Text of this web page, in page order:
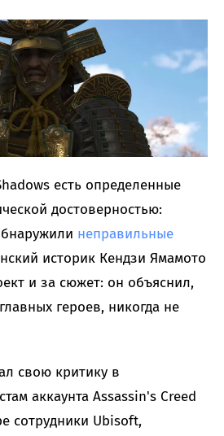
есть определенные
достоверностью:
неправильные
историк Кендзи Ямамото
и за сюжет: он объяснил,
героев, никогда не
свою критику в
аккаунта Assassin's Creed
сотрудники Ubisoft,